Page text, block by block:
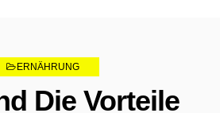
SCHWÄCHUNG
ERNÄHRUNG
Die Vorteile